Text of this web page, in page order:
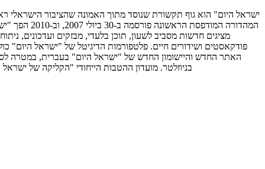
המהדורה
האתר החדש והיישומון החדש של "ישראל היום" בעברית, במטרה
בניוזלטר. מועדון ההטבות הייחודי "הקליקה של